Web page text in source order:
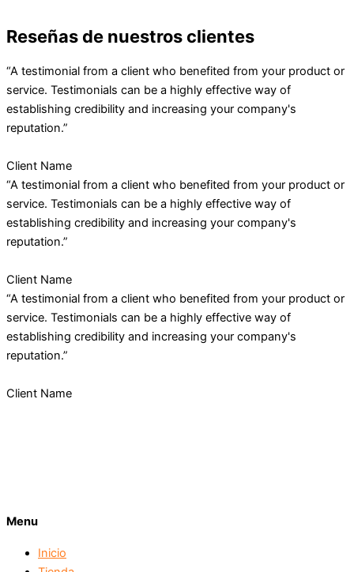
Reseñas de nuestros clientes
“A testimonial from a client who benefited from your product or
service. Testimonials can be a highly effective way of
establishing credibility and increasing your company's
reputation.”
Client Name
“A testimonial from a client who benefited from your product or
service. Testimonials can be a highly effective way of
establishing credibility and increasing your company's
reputation.”
Client Name
“A testimonial from a client who benefited from your product or
service. Testimonials can be a highly effective way of
establishing credibility and increasing your company's
reputation.”
Client Name
Menu
Inicio